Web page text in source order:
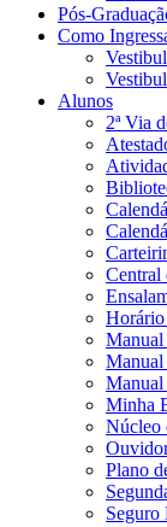
Pós-
Como
Alunos
2ª Via
Central
Manual
Manual
Manual
Minha
Núcleo
Plano
Seguro